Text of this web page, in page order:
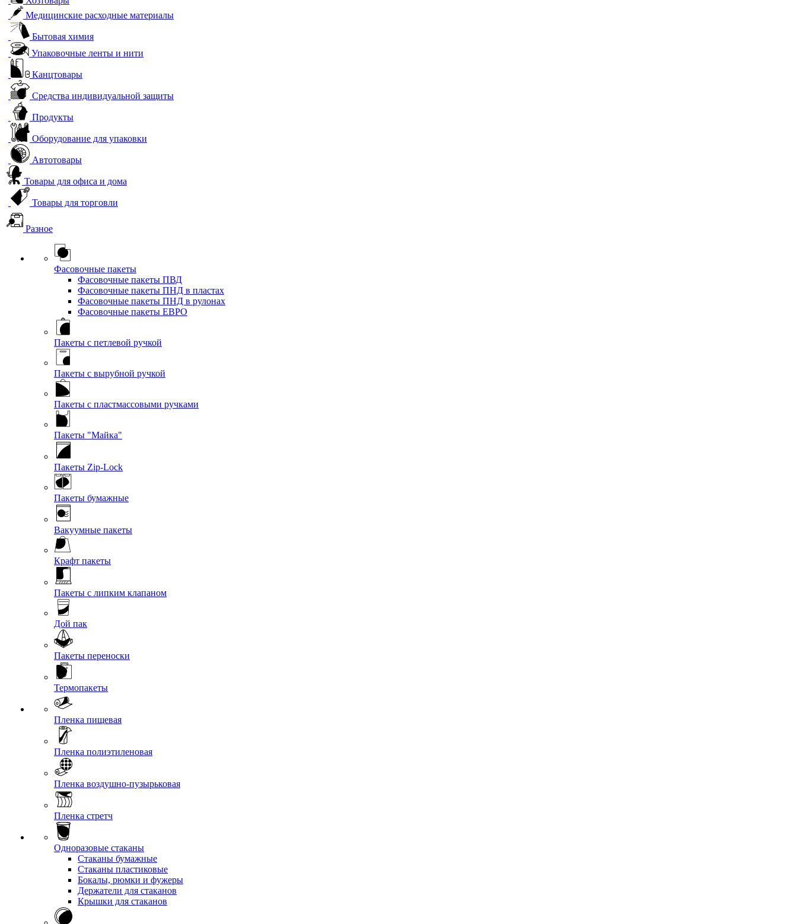
Медицинские расходные материалы
Бытовая химия
Упаковочные ленты и нити
Канцтовары
Средства индивидуальной защиты
Продукты
Оборудование для упаковки
Автотовары
Товары для офиса и дома
Товары для торговли
Разное
Фасовочные пакеты
Фасовочные пакеты ПВД
Фасовочные пакеты ПНД в пластах
Фасовочные пакеты ПНД в рулонах
Фасовочные пакеты ЕВРО
Пакеты с петлевой ручкой
Пакеты с вырубной ручкой
Пакеты с пластмассовыми ручками
Пакеты "Майка"
Пакеты Zip-Lock
Пакеты бумажные
Вакуумные пакеты
Крафт пакеты
Пакеты с липким клапаном
Дой пак
Пакеты переноски
Термопакеты
Пленка пищевая
Пленка полиэтиленовая
Пленка воздушно-пузырьковая
Пленка стретч
Одноразовые стаканы
Стаканы бумажные
Стаканы пластиковые
Бокалы, рюмки и фужеры
Держатели для стаканов
Крышки для стаканов